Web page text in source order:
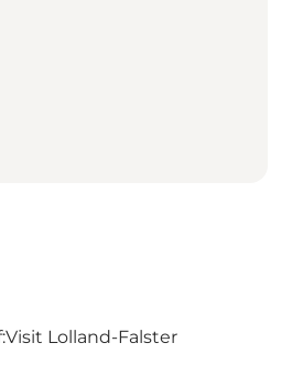
Visit Lolland-Falster